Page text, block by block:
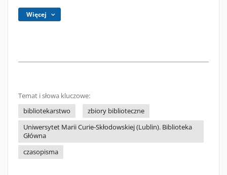
Więcej
Temat i słowa kluczowe:
bibliotekarstwo
zbiory biblioteczne
Uniwersytet Marii Curie-Skłodowskiej (Lublin). Biblioteka
Główna
czasopisma